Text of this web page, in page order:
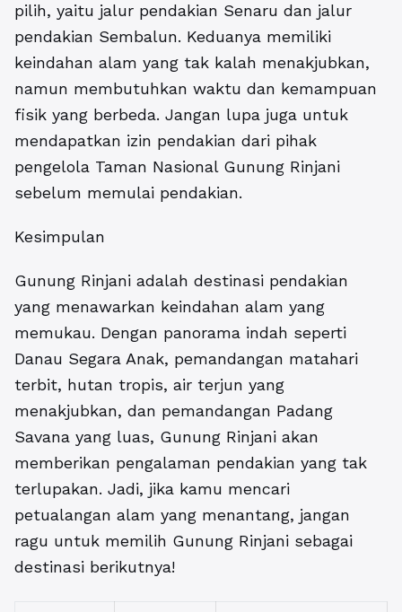
pilih, yaitu jalur pendakian Senaru dan jalur
pendakian Sembalun. Keduanya memiliki
keindahan alam yang tak kalah menakjubkan,
namun membutuhkan waktu dan kemampuan
fisik yang berbeda. Jangan lupa juga untuk
mendapatkan izin pendakian dari pihak
pengelola Taman Nasional Gunung Rinjani
sebelum memulai pendakian.
Kesimpulan
Gunung Rinjani adalah destinasi pendakian
yang menawarkan keindahan alam yang
memukau. Dengan panorama indah seperti
Danau Segara Anak, pemandangan matahari
terbit, hutan tropis, air terjun yang
menakjubkan, dan pemandangan Padang
Savana yang luas, Gunung Rinjani akan
memberikan pengalaman pendakian yang tak
terlupakan. Jadi, jika kamu mencari
petualangan alam yang menantang, jangan
ragu untuk memilih Gunung Rinjani sebagai
destinasi berikutnya!